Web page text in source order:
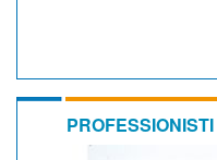
PROFESSIONISTI